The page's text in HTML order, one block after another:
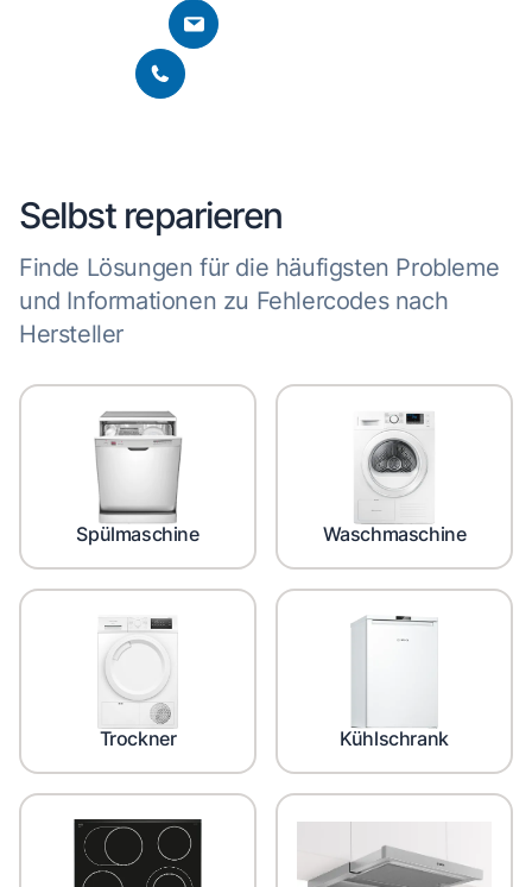
Selbst reparieren
Finde Lösungen für die häufigsten Probleme
und Informationen zu Fehlercodes nach
Hersteller
Spülmaschine Waschmaschine
Trockner Kühlschrank